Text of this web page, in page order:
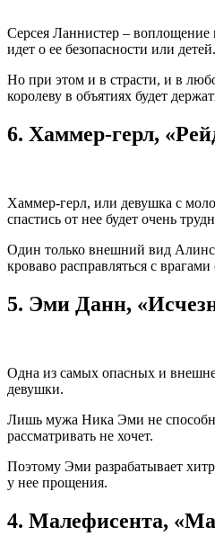
Серсея Ланнистер – воплощение
идет о ее безопасности или детей.
Но при этом и в страсти, и в
королеву в объятиях будет
6. Хаммер-герл,
Хаммер-герл, или девушка с
спастись от нее будет очень
Один только внешний вид
кроваво расправляться с врагами
5. Эми Данн,
Одна из самых опасных и внешне
девушки.
Лишь мужа Ника Эми не
рассматривать не хочет.
Поэтому Эми разрабатывает
у нее прощения.
4. Малефисента,